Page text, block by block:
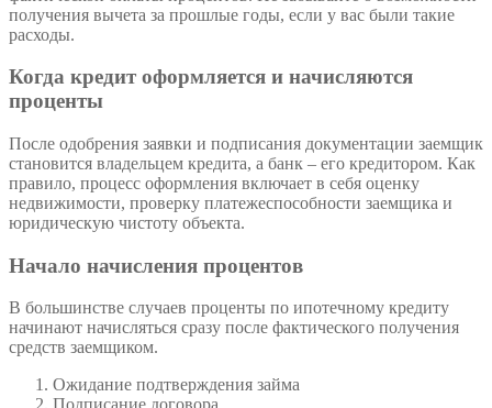
получения вычета за прошлые годы, если у вас были такие
расходы.
Когда кредит оформляется и начисляются
проценты
После одобрения заявки и подписания документации заемщик
становится владельцем кредита, а банк – его кредитором. Как
правило, процесс оформления включает в себя оценку
недвижимости, проверку платежеспособности заемщика и
юридическую чистоту объекта.
Начало начисления процентов
В большинстве случаев проценты по ипотечному кредиту
начинают начисляться сразу после фактического получения
средств заемщиком.
Ожидание подтверждения займа